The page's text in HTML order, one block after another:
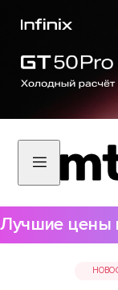
Лучшие цены